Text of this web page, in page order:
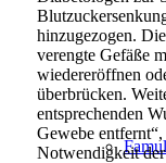
hinzugezogen.
verengte Gefäße
wiedereröffnen
überbrücken.
entsprechenden
Gewebe
Notwendigkeit